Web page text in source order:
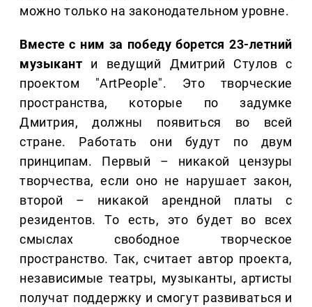
можно только на законодательном уровне.
Вместе с ним за победу борется 23-летний
музыкант и ведущий Дмитрий Стулов с
проектом "ArtPeople". Это творческие
пространства, которые по задумке
Дмитрия, должны появиться во всей
стране. Работать они будут по двум
принципам. Первый – никакой цензуры
творчества, если оно не нарушает закон,
второй – никакой арендной платы с
резидентов. То есть, это будет во всех
смыслах свободное творческое
пространство. Так, считает автор проекта,
независимые театры, музыканты, артисты
получат поддержку и смогут развиваться и